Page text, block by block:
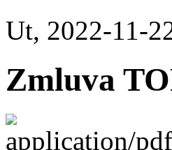
Ut, 2022-11-
Zmluva